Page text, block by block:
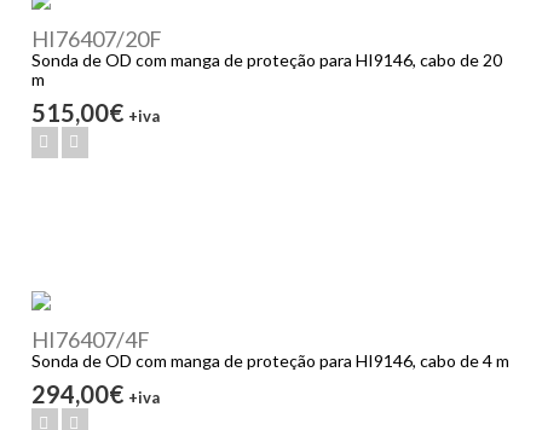
HI76407/20F
Sonda de OD com manga de proteção para HI9146, cabo de 20
m
515,00€ +iva
HI76407/4F
Sonda de OD com manga de proteção para HI9146, cabo de 4 m
294,00€ +iva